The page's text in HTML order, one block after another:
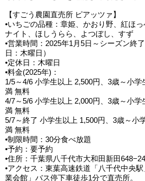
【すごう農園直売所 ピアッツァ】
•いちごの品種：章姫、かおり野、紅ほ
ナイト、ほしうらら、よつぼし、すず
•営業時間：2025年1月5日～シーズン終
日：木曜日）
•定休日：木曜日
•料金(2025年)：
1/5～4/6 小学生以上 2,500円、3歳～小
満 無料
4/7～5/6 小学生以上 2,000円、3歳～小学
満 無料
5/7～終了 小学生以上 1,500円、3歳～小
満 無料
•制限時間：30分食べ放題
•予約：要予約
•住所：千葉県八千代市大和田新田648−24
•アクセス：東葉高速鉄道「八千代中央
業会館」バス停下車徒歩1分で直売所。